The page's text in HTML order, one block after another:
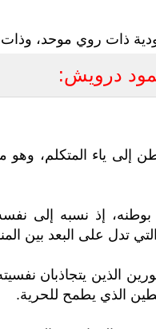
ذات روي موحد،
درويش:
إلى ياء المتكلم، وهو
بوطنه، إذ نسبه إلى
تدل على البعد بين
الذين يتجاذبان
الذي يطمح للحرية.